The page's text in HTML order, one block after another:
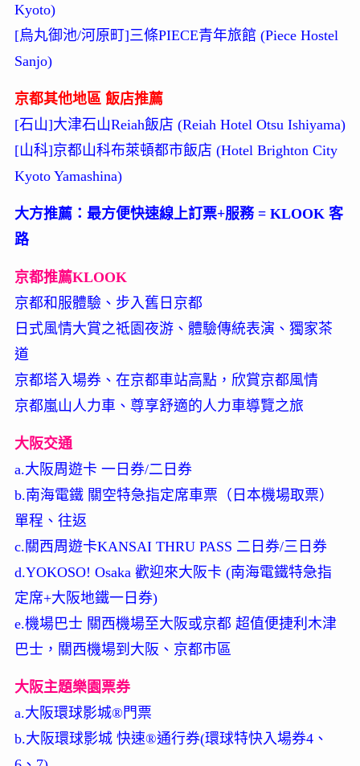
Kyoto)
[烏丸御池/河原町]三條PIECE青年旅館 (Piece Hostel
Sanjo)
京都其他地區 飯店推薦
[石山]大津石山Reiah飯店 (Reiah Hotel Otsu Ishiyama)
[山科]京都山科布萊頓都市飯店 (Hotel Brighton City
Kyoto Yamashina)
大方推薦：最方便快速線上訂票+服務 = KLOOK 客
路
京都推薦KLOOK
京都和服體驗、步入舊日京都
日式風情大賞之祗園夜游、體驗傳統表演、獨家茶
道
京都塔入場券、在京都車站高點，欣賞京都風情
京都嵐山人力車、尊享舒適的人力車導覽之旅
大阪交通
a.大阪周遊卡 一日券/二日券
b.南海電鐵 關空特急指定席車票（日本機場取票）
單程、往返
c.關西周遊卡KANSAI THRU PASS 二日券/三日券
d.YOKOSO! Osaka 歡迎來大阪卡 (南海電鐵特急指
定席+大阪地鐵一日券)
e.機場巴士 關西機場至大阪或京都 超值便捷利木津
巴士，關西機場到大阪、京都市區
大阪主題樂園票券
a.大阪環球影城®門票
b.大阪環球影城 快速®通行券(環球特快入場券4、